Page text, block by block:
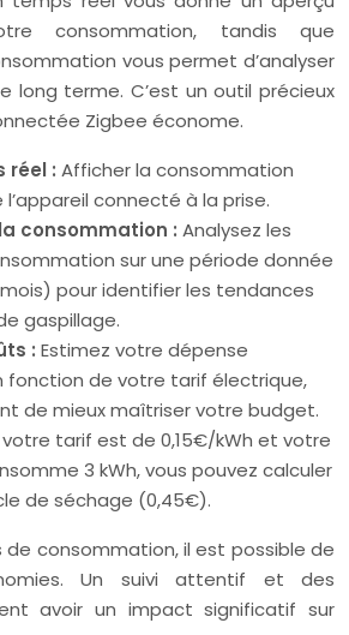
consommation, tandis que
vous permet d’analyser
long terme. C’est un outil précieux
Zigbee économe.
réel : Afficher la consommation
connecté à la prise.
consommation : Analysez les
sur une période donnée
pour identifier les tendances
gaspillage.
: Estimez votre dépense
fonction de votre tarif électrique,
de mieux maîtriser votre budget.
votre tarif est de 0,15€/kWh et votre
3 kWh, vous pouvez calculer
de séchage (0,45€).
de consommation, il est possible de
Un suivi attentif et des
avoir un impact significatif sur